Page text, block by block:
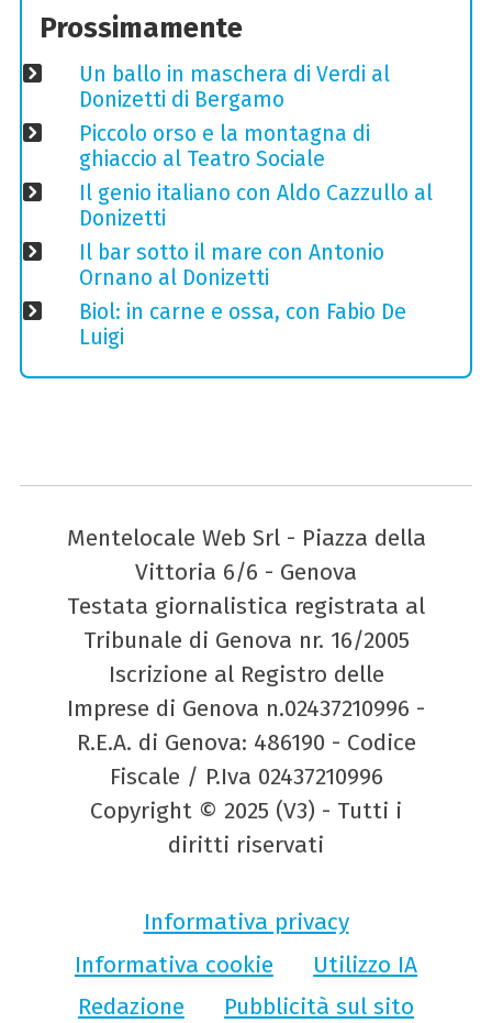
Prossimamente
Un ballo in maschera di Verdi al
Donizetti di Bergamo
Piccolo orso e la montagna di
ghiaccio al Teatro Sociale
Il genio italiano con Aldo Cazzullo al
Donizetti
Il bar sotto il mare con Antonio
Ornano al Donizetti
Biol: in carne e ossa, con Fabio De
Luigi
Mentelocale Web Srl - Piazza della
Vittoria 6/6 - Genova
Testata giornalistica registrata al
Tribunale di Genova nr. 16/2005
Iscrizione al Registro delle
Imprese di Genova n.02437210996 -
R.E.A. di Genova: 486190 - Codice
Fiscale / P.Iva 02437210996
Copyright © 2025 (V3) - Tutti i
diritti riservati
Informativa privacy
Informativa cookie
Utilizzo IA
Redazione
Pubblicità sul sito